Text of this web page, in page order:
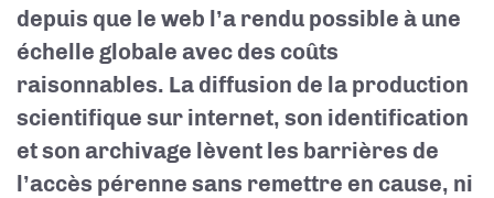
depuis que le web l’a rendu possible à une
échelle globale avec des coûts
raisonnables. La diffusion de la production
scientifique sur internet, son identification
et son archivage lèvent les barrières de
l’accès pérenne sans remettre en cause, ni